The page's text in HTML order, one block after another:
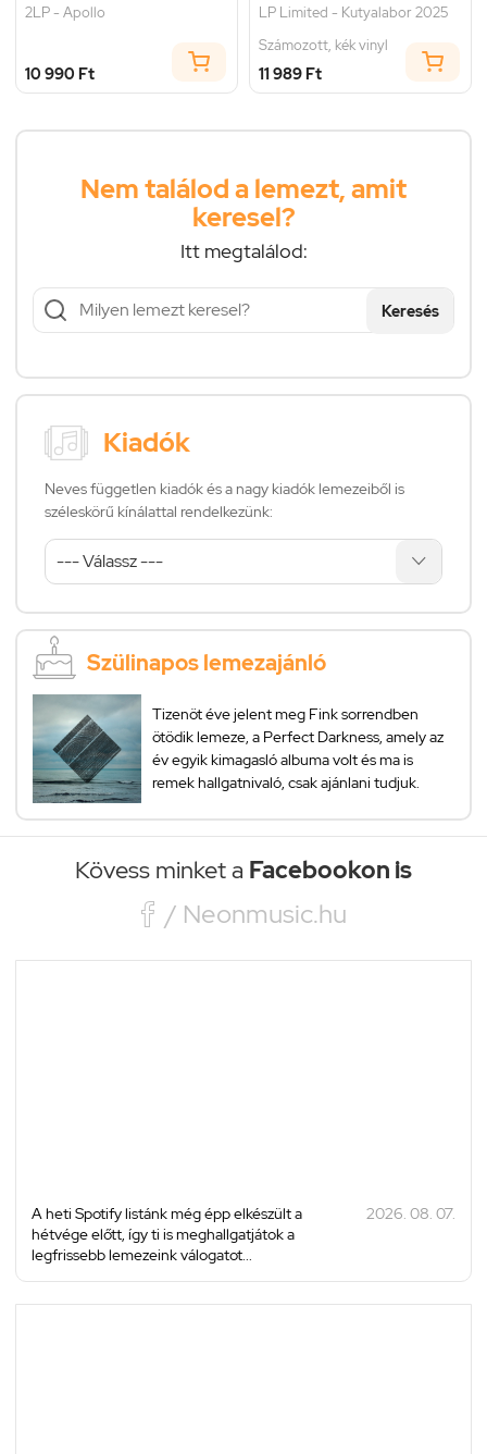
2LP - Apollo
10 990 Ft
LP Limited - Kutyalabor 2025
Számozott, kék vinyl
11 989 Ft
Nem találod a lemezt, amit
keresel?
Itt megtalálod:
Keresés
Kiadók
Neves független kiadók és a nagy kiadók lemezeiből is
széleskörű kínálattal rendelkezünk:
Szülinapos lemezajánló
Tizenöt éve jelent meg Fink sorrendben
ötödik lemeze, a Perfect Darkness, amely az
év egyik kimagasló albuma volt és ma is
remek hallgatnivaló, csak ajánlani tudjuk.
Kövess minket a Facebookon is
 / Neonmusic.hu
A heti Spotify listánk még épp elkészült a
hétvége előtt, így ti is meghallgatjátok a
legfrissebb lemezeink válogatot...
2026. 08. 07.